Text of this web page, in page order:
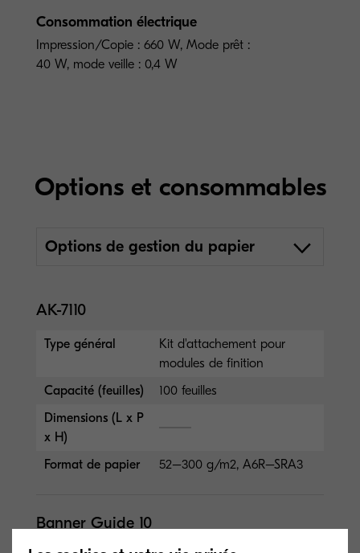
Consommation électrique
Impression/Copie : 660 W, Mode prêt :
40 W, mode veille : 0,4 W
Options et consommables
Options de gestion du papier
AK-7110
Type général
Kit d'attachement pour
modules de finition
Capacité (feuilles)
100 feuilles
Dimensions (L x P
x H)
Format de papier
52–300 g/m2, A6R–SRA3
Banner Guide 10